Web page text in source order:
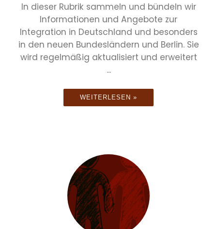
In dieser Rubrik sammeln und bündeln wir
Informationen und Angebote zur
Integration in Deutschland und besonders
in den neuen Bundesländern und Berlin. Sie
wird regelmäßig aktualisiert und erweitert
...
WEITERLESEN »